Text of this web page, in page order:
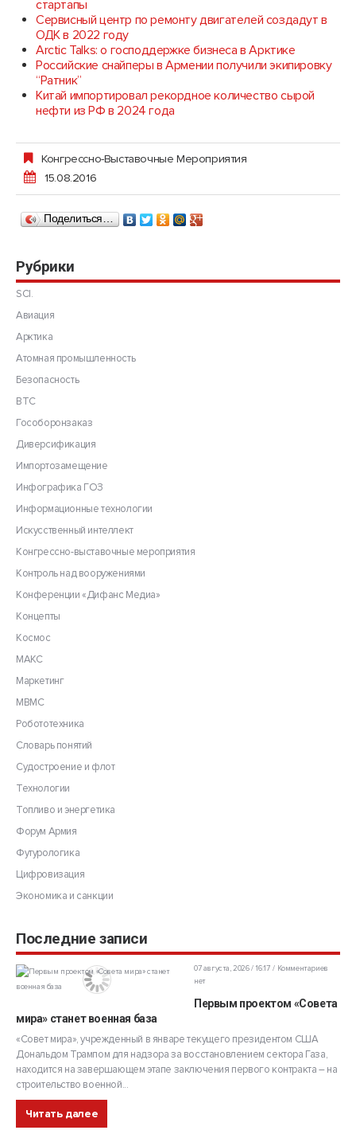
стартапы
Сервисный центр по ремонту двигателей создадут в
ОДК в 2022 году
Arctic Talks: о господдержке бизнеса в Арктике
Российские снайперы в Армении получили экипировку
“Ратник”
Китай импортировал рекордное количество сырой
нефти из РФ в 2024 года
Конгрессно-Выставочные Мероприятия
15.08.2016
Поделиться…
Рубрики
SCI.
Авиация
Арктика
Атомная промышленность
Безопасность
ВТС
Гособоронзаказ
Диверсификация
Импортозамещение
Инфографика ГОЗ
Информационные технологии
Искусственный интеллект
Конгрессно-выставочные мероприятия
Контроль над вооружениями
Конференции «Дифанс Медиа»
Концепты
Космос
МАКС
Маркетинг
МВМС
Робототехника
Словарь понятий
Судостроение и флот
Технологии
Топливо и энергетика
Форум Армия
Футурологика
Цифровизация
Экономика и санкции
Последние записи
07 августа, 2026 / 16:17
Комментариев
нет
Первым проектом «Совета
мира» станет военная база
«Совет мира», учрежденный в январе текущего президентом США
Дональдом Трампом для надзора за восстановлением сектора Газа,
находится на завершающем этапе заключения первого контракта – на
строительство военной...
Читать далее